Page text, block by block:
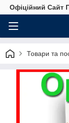
Офіційний Сайт
Товари та